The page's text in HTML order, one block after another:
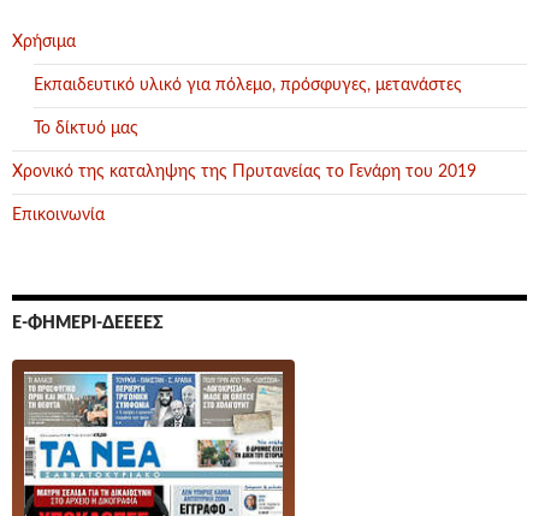
Χρήσιμα
Εκπαιδευτικό υλικό για πόλεμο, πρόσφυγες, μετανάστες
Το δίκτυό μας
Χρονικό της καταληψης της Πρυτανείας το Γενάρη του 2019
Επικοινωνία
Ε-ΦΗΜΕΡΊ-ΔΕΕΕΕΣ